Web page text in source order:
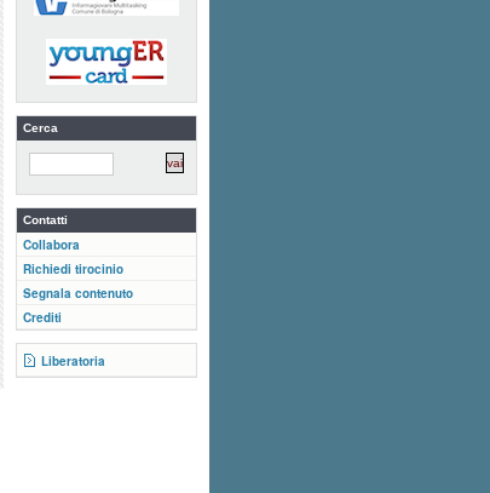
Cerca
Contatti
Collabora
Richiedi tirocinio
Segnala contenuto
Crediti
Liberatoria